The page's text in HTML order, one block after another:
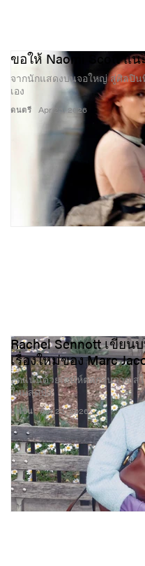
ดนตรี
ขอให้ Naomi Scott แ
จากนักแสดงบนจอใหญ่ สู่ศิลปิน
เอง
Apr 23, 2026
แฟชั่น
Rachel Sennott เขีย
เรื่องใหม่ของ Marc
อัดแน่นด้วยเสน่ห์ตลกวุ่นวาย ส
ใหม่สุดปัง
Apr 23, 2026